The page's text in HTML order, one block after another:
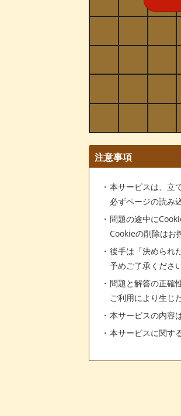
注意事項
本サービスは、立
必ずページの読み
問題の途中に
Cookieの削除はお
後手は「決められ
予めご了承ください
問題と解答の正確
ご利用により生じ
本サービスの内容
本サービスに関す